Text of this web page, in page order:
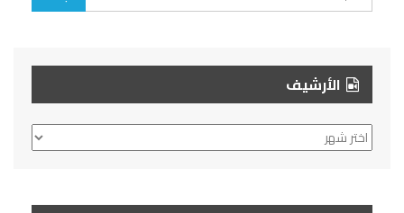
الأرشيف
الأرشيف